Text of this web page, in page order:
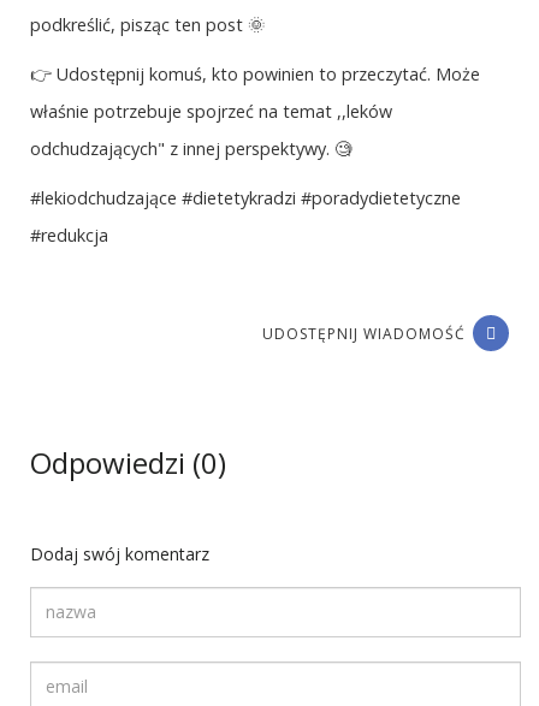
podkreślić, pisząc ten post 🌞
👉 Udostępnij komuś, kto powinien to przeczytać. Może
właśnie potrzebuje spojrzeć na temat ,,leków
odchudzających" z innej perspektywy. 🧐
#lekiodchudzające #dietetykradzi #poradydietetyczne
#redukcja
UDOSTĘPNIJ WIADOMOŚĆ
Odpowiedzi (0)
Dodaj swój komentarz
Twój adres email